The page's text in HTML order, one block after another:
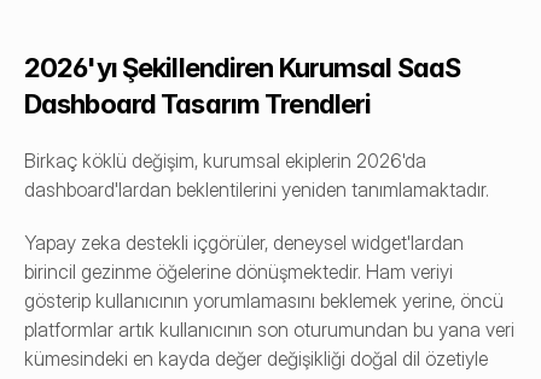
2026'yı Şekillendiren Kurumsal SaaS
Dashboard Tasarım Trendleri
Birkaç köklü değişim, kurumsal ekiplerin 2026'da
dashboard'lardan beklentilerini yeniden tanımlamaktadır.
Yapay zeka destekli içgörüler, deneysel widget'lardan
birincil gezinme öğelerine dönüşmektedir. Ham veriyi
gösterip kullanıcının yorumlamasını beklemek yerine, öncü
platformlar artık kullanıcının son oturumundan bu yana veri
kümesindeki en kayda değer değişikliği doğal dil özetiyle